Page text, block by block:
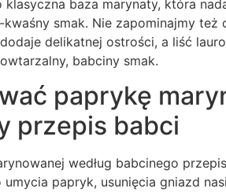
baza marynaty, która
kwaśny smak. Nie zapominajmy
delikatnej ostrości, a liść
babciny smak.
paprykę
przepis babci
według babcinego
papryk, usunięcia gniazd